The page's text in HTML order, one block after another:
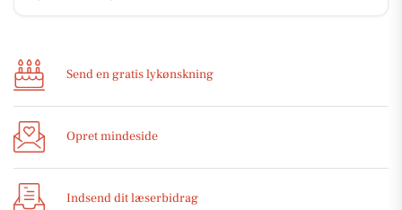
Send en gratis lykønskning
Opret mindeside
Indsend dit læserbidrag